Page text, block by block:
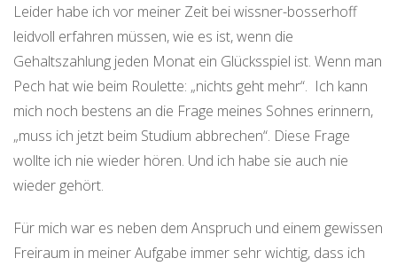
Leider habe ich vor meiner Zeit bei wissner-bosserhoff
leidvoll erfahren müssen, wie es ist, wenn die
Gehaltszahlung jeden Monat ein Glücksspiel ist. Wenn man
Pech hat wie beim Roulette: „nichts geht mehr“. Ich kann
mich noch bestens an die Frage meines Sohnes erinnern,
„muss ich jetzt beim Studium abbrechen“. Diese Frage
wollte ich nie wieder hören. Und ich habe sie auch nie
wieder gehört.
Für mich war es neben dem Anspruch und einem gewissen
Freiraum in meiner Aufgabe immer sehr wichtig, dass ich